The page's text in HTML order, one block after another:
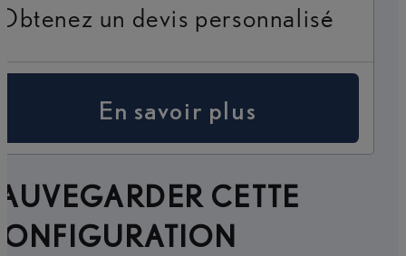
un devis personnalisé
En savoir plus
CETTE